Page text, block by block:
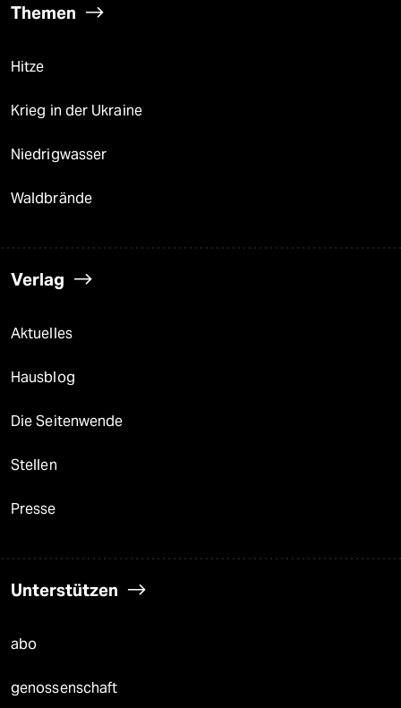
Themen
Hitze
Krieg in der Ukraine
Niedrigwasser
Waldbrände
Verlag
Aktuelles
Hausblog
Die Seitenwende
Stellen
Presse
Unterstützen
abo
genossenschaft